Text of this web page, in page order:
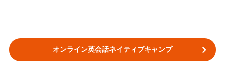
オンライン英会話ネイティブキャンプ